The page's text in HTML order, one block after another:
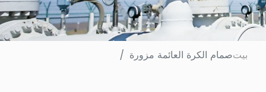
بيتصمام الكرة العائمة مزورة